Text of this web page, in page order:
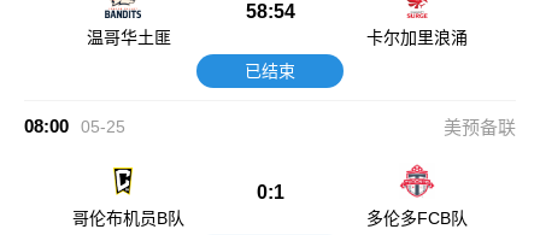
温哥华土匪
58:54
卡尔加里浪涌
已结束
08:00 05-25 美预备联
哥伦布机员B队
0:1
多伦多FCB队